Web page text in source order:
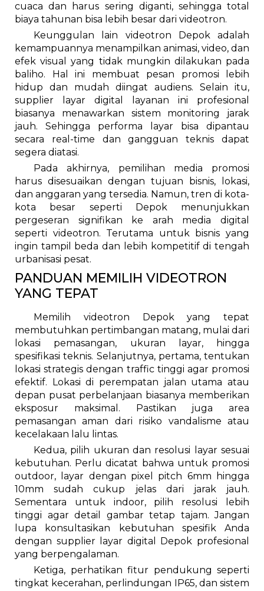
cuaca dan harus sering diganti, sehingga total
biaya tahunan bisa lebih besar dari videotron.
Keunggulan lain videotron Depok adalah
kemampuannya menampilkan animasi, video, dan
efek visual yang tidak mungkin dilakukan pada
baliho. Hal ini membuat pesan promosi lebih
hidup dan mudah diingat audiens. Selain itu,
supplier layar digital layanan ini profesional
biasanya menawarkan sistem monitoring jarak
jauh. Sehingga performa layar bisa dipantau
secara real-time dan gangguan teknis dapat
segera diatasi.
Pada akhirnya, pemilihan media promosi
harus disesuaikan dengan tujuan bisnis, lokasi,
dan anggaran yang tersedia. Namun, tren di kota-
kota besar seperti Depok menunjukkan
pergeseran signifikan ke arah media digital
seperti videotron. Terutama untuk bisnis yang
ingin tampil beda dan lebih kompetitif di tengah
urbanisasi pesat.
PANDUAN MEMILIH VIDEOTRON
YANG TEPAT
Memilih videotron Depok yang tepat
membutuhkan pertimbangan matang, mulai dari
lokasi pemasangan, ukuran layar, hingga
spesifikasi teknis. Selanjutnya, pertama, tentukan
lokasi strategis dengan traffic tinggi agar promosi
efektif. Lokasi di perempatan jalan utama atau
depan pusat perbelanjaan biasanya memberikan
eksposur maksimal. Pastikan juga area
pemasangan aman dari risiko vandalisme atau
kecelakaan lalu lintas.
Kedua, pilih ukuran dan resolusi layar sesuai
kebutuhan. Perlu dicatat bahwa untuk promosi
outdoor, layar dengan pixel pitch 6mm hingga
10mm sudah cukup jelas dari jarak jauh.
Sementara untuk indoor, pilih resolusi lebih
tinggi agar detail gambar tetap tajam. Jangan
lupa konsultasikan kebutuhan spesifik Anda
dengan supplier layar digital Depok profesional
yang berpengalaman.
Ketiga, perhatikan fitur pendukung seperti
tingkat kecerahan, perlindungan IP65, dan sistem